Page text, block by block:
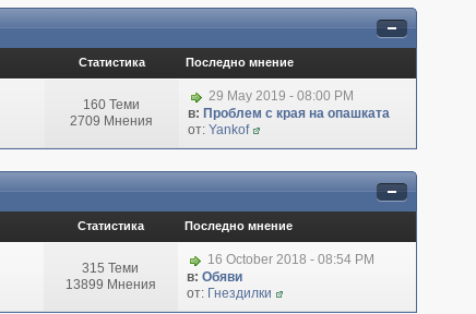
Статистика Последно мнение
160 Теми
2709 Мнения
29 May 2019 - 08:00 PM
в: Проблем с края на опашката
от: Yankof
Статистика Последно мнение
315 Теми
13899 Мнения
16 October 2018 - 08:54 PM
в: Обяви
от: Гнездилки